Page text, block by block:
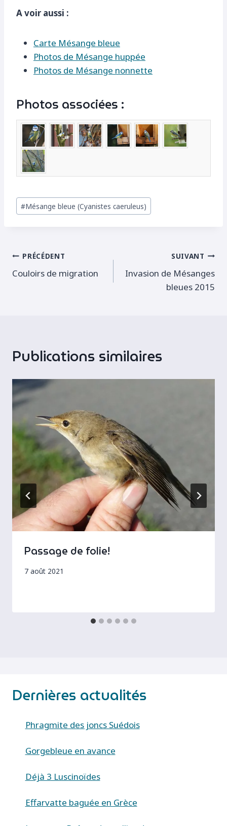
A voir aussi :
Carte Mésange bleue
Photos de Mésange huppée
Photos de Mésange nonnette
Photos associées :
Étiquettes
de
#Mésange bleue (Cyanistes caeruleus)
Navigation
de
PRÉCÉDENT
Couloirs de migration
SUIVANT
Invasion de Mésanges
bleues 2015
Publications similaires
Passage de folie!
7 août 2021
Dernières actualités
Phragmite des joncs Suédois
Gorgebleue en avance
Déjà 3 Luscinoïdes
Effarvatte baguée en Grèce